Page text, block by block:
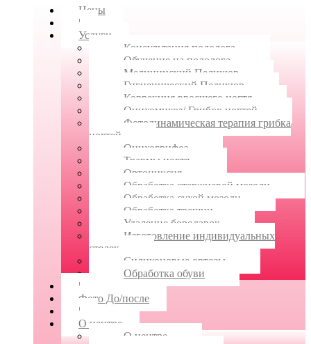
Цены
|
Услуги
Консультация подолога
Обучение на подолога
Медицинский Педикюр
Гигиенический Педикюр
Коррекция вросшего ногтя
Онихомикоз/ Грибок ногтей
Фотодинамическая терапия грибка
ногтей
Онихогрифоз
Травмы ногтя
Ортониксия
Обработка стержневой мозоли
Обработка сухой мозоли
Обработка трещин
Удаление бородавок
Изготовление индивидуальных
стелек
Силиконовые ортозы
Обработка обуви
|
Фото До/после
|
О центре
О центре